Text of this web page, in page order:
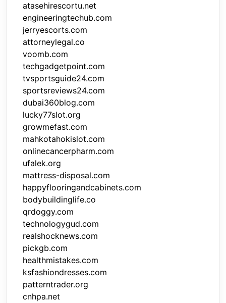
atasehirescortu.net
engineeringtechub.com
jerryescorts.com
attorneylegal.co
voomb.com
techgadgetpoint.com
tvsportsguide24.com
sportsreviews24.com
dubai360blog.com
lucky77slot.org
growmefast.com
mahkotahokislot.com
onlinecancerpharm.com
ufalek.org
mattress-disposal.com
happyflooringandcabinets.com
bodybuildinglife.co
qrdoggy.com
technologygud.com
realshocknews.com
pickgb.com
healthmistakes.com
ksfashiondresses.com
patterntrader.org
cnhpa.net